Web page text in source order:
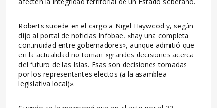
Roberts sucede en el cargo a Nigel Haywood y, según
dijo al portal de noticias Infobae, «hay una completa
continuidad entre gobernadores», aunque admitió que
en la actualidad no toman «grandes decisiones acerca
del futuro de las Islas. Esas son decisiones tomadas
por los representantes electos (a la asamblea
legislativa local)».